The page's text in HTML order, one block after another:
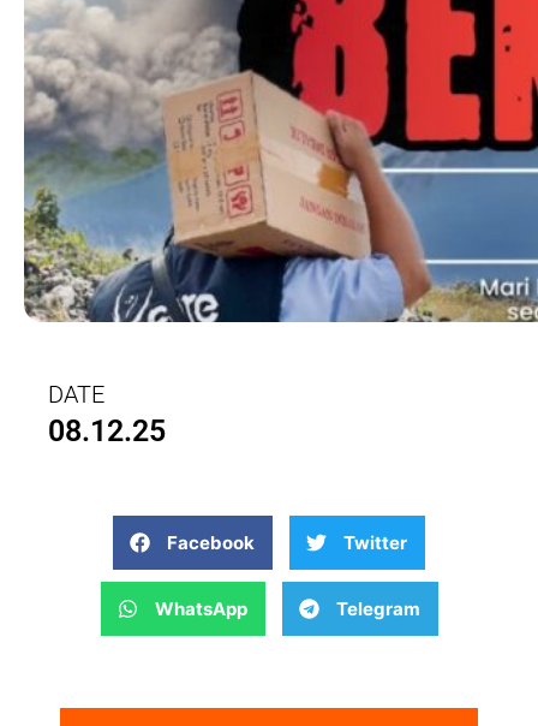
DATE
08.12.25
Facebook Twitter
WhatsApp Telegram